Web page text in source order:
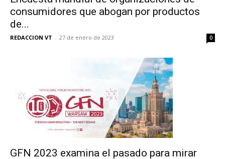
consumidores que abogan por productos
de...
REDACCION VT - 27 de enero de 2023 0
GFN 2023 examina el pasado para mirar